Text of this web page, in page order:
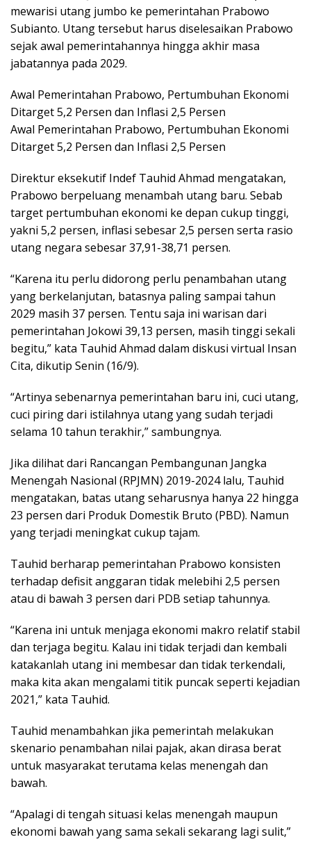
mewarisi utang jumbo ke pemerintahan Prabowo
Subianto. Utang tersebut harus diselesaikan Prabowo
sejak awal pemerintahannya hingga akhir masa
jabatannya pada 2029.
Awal Pemerintahan Prabowo, Pertumbuhan Ekonomi
Ditarget 5,2 Persen dan Inflasi 2,5 Persen
Awal Pemerintahan Prabowo, Pertumbuhan Ekonomi
Ditarget 5,2 Persen dan Inflasi 2,5 Persen
Direktur eksekutif Indef Tauhid Ahmad mengatakan,
Prabowo berpeluang menambah utang baru. Sebab
target pertumbuhan ekonomi ke depan cukup tinggi,
yakni 5,2 persen, inflasi sebesar 2,5 persen serta rasio
utang negara sebesar 37,91-38,71 persen.
“Karena itu perlu didorong perlu penambahan utang
yang berkelanjutan, batasnya paling sampai tahun
2029 masih 37 persen. Tentu saja ini warisan dari
pemerintahan Jokowi 39,13 persen, masih tinggi sekali
begitu,” kata Tauhid Ahmad dalam diskusi virtual Insan
Cita, dikutip Senin (16/9).
“Artinya sebenarnya pemerintahan baru ini, cuci utang,
cuci piring dari istilahnya utang yang sudah terjadi
selama 10 tahun terakhir,” sambungnya.
Jika dilihat dari Rancangan Pembangunan Jangka
Menengah Nasional (RPJMN) 2019-2024 lalu, Tauhid
mengatakan, batas utang seharusnya hanya 22 hingga
23 persen dari Produk Domestik Bruto (PBD). Namun
yang terjadi meningkat cukup tajam.
Tauhid berharap pemerintahan Prabowo konsisten
terhadap defisit anggaran tidak melebihi 2,5 persen
atau di bawah 3 persen dari PDB setiap tahunnya.
“Karena ini untuk menjaga ekonomi makro relatif stabil
dan terjaga begitu. Kalau ini tidak terjadi dan kembali
katakanlah utang ini membesar dan tidak terkendali,
maka kita akan mengalami titik puncak seperti kejadian
2021,” kata Tauhid.
Tauhid menambahkan jika pemerintah melakukan
skenario penambahan nilai pajak, akan dirasa berat
untuk masyarakat terutama kelas menengah dan
bawah.
“Apalagi di tengah situasi kelas menengah maupun
ekonomi bawah yang sama sekali sekarang lagi sulit,”